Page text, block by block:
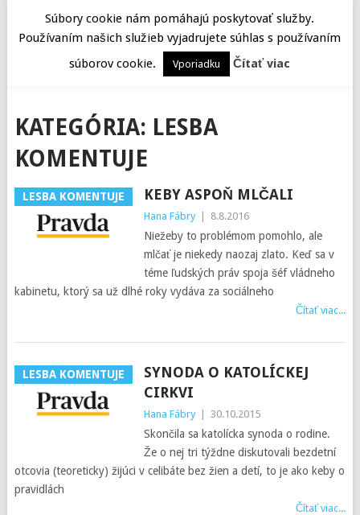
KATEGÓRIA: LESBA
KOMENTUJE
LESBA KOMENTUJE KEBY ASPOŇ MLČALI
Hana Fábry 8.8.2016
Niežeby to problémom pomohlo, ale
mlčať je niekedy naozaj zlato. Keď sa v
téme ľudských práv spoja šéf vládneho
kabinetu, ktorý sa už dlhé roky vydáva za sociálneho
Čítať viac...
LESBA KOMENTUJE
SYNODA O KATOLÍCKEJ
CIRKVI
Hana Fábry 30.10.2015
Skončila sa katolícka synoda o rodine.
Že o nej tri týždne diskutovali bezdetní
otcovia (teoreticky) žijúci v celibáte bez žien a detí, to je ako keby o
pravidlách
Čítať viac...
Súbory cookie nám pomáhajú poskytovať služby.
Používaním našich služieb vyjadrujete súhlas s používaním
súborov cookie.
Vporiadku Čítať viac